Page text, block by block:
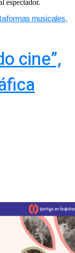
espectador.
musicales,
cine”,